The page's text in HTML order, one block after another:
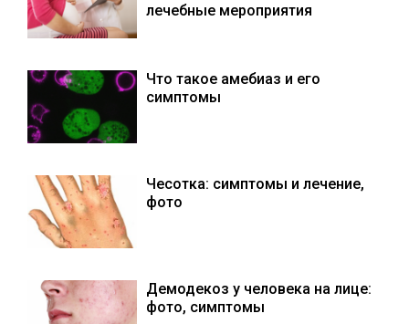
лечебные мероприятия
Что такое амебиаз и его
симптомы
Чесотка: симптомы и лечение,
фото
Демодекоз у человека на лице:
фото, симптомы